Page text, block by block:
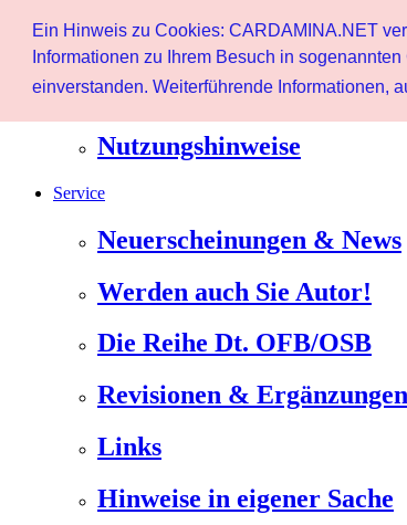
Ein Hinweis zu Cookies: CARDAMINA.NET
Informationen zu Ihrem Besuch in
einverstanden. Weiterführende Informationen,
Start
Benutzer
Newsletter
Nutzungshinweise
Service
Neuerscheinungen & News
Werden auch Sie Autor!
Die Reihe Dt. OFB/OSB
Revisionen & Ergänzungen
Links
Hinweise in eigener Sache